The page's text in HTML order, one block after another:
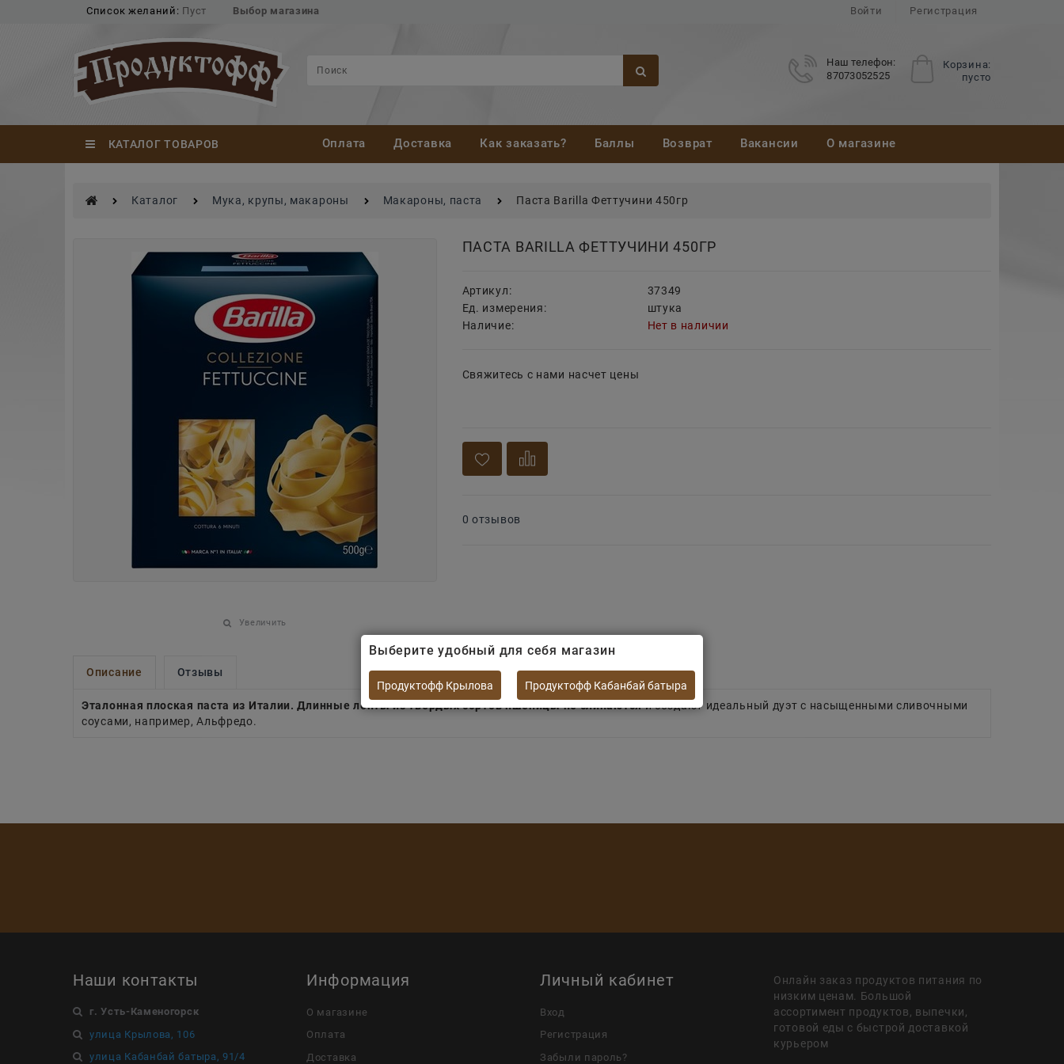
Список желаний: Пуст Выбор магазина Войти Регистрация
Корзина:
пусто
Наш телефон:
87073052525
КАТАЛОГ ТОВАРОВ Оплата Доставка Как заказать? Баллы Возврат Вакансии О магазине
Каталог Мука, крупы, макароны Макароны, паста Паста Barilla Феттучини 450гр
Увеличить
ПАСТА BARILLA ФЕТТУЧИНИ 450ГР
Артикул:
37349
Ед. измерения:
штука
Наличие:
Нет в наличии
Свяжитесь с нами насчет цены
0 отзывов
Описание Отзывы
Эталонная плоская паста из Италии. Длинные ленты из твердых сортов пшеницы не слипаютсяи создают идеальный дуэт с насыщенными сливочными
соусами, например, Альфредо.
Наши контакты
г. Усть-Каменогорск
улица Крылова, 106
улица Кабанбай батыра, 91/4
Информация
О магазине
Оплата
Доставка
Личный кабинет
Вход
Регистрация
Забыли пароль?
Онлайн заказ продуктов питания по
низким ценам. Большой
ассортимент продуктов, выпечки,
готовой еды с быстрой доставкой
курьером
Выберите удобный для себя магазин
Продуктофф Крылова Продуктофф Кабанбай батыра